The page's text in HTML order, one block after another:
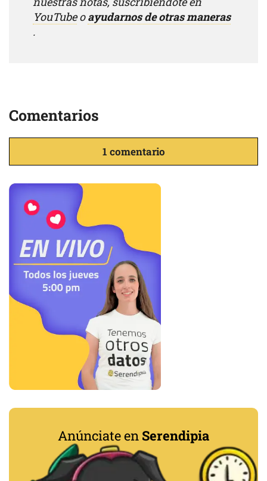
YouTubeoayudarnos de otras maneras
.
Comentarios
1 comentario
Anúnciate en Serendipia